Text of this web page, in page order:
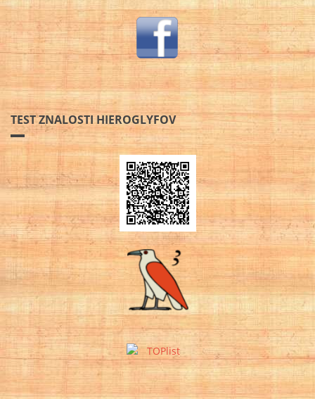
TEST ZNALOSTI HIEROGLYFOV